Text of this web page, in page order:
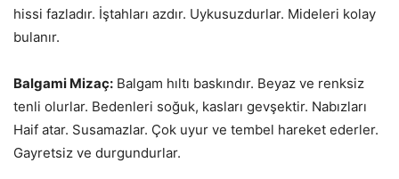
hissi fazladır. İştahları azdır. Uykusuzdurlar. Mideleri kolay
bulanır.
Balgami Mizaç: Balgam hıltı baskındır. Beyaz ve renksiz
tenli olurlar. Bedenleri soğuk, kasları gevşektir. Nabızları
Haif atar. Susamazlar. Çok uyur ve tembel hareket ederler.
Gayretsiz ve durgundurlar.